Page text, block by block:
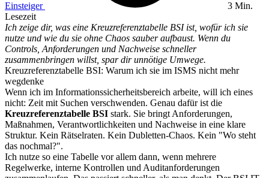
Einsteiger
3 Min.
Lesezeit
Ich zeige dir, was eine Kreuzreferenztabelle BSI ist, wofür ich sie
nutze und wie du sie ohne Chaos sauber aufbaust. Wenn du
Controls, Anforderungen und Nachweise schneller
zusammenbringen willst, spar dir unnötige Umwege.
Kreuzreferenztabelle BSI: Warum ich sie im ISMS nicht mehr
wegdenke
Wenn ich im Informationssicherheitsbereich arbeite, will ich eines
nicht: Zeit mit Suchen verschwenden. Genau dafür ist die
Kreuzreferenztabelle BSI stark. Sie bringt Anforderungen,
Maßnahmen, Verantwortlichkeiten und Nachweise in eine klare
Struktur. Kein Rätselraten. Kein Dubletten-Chaos. Kein "Wo steht
das nochmal?".
Ich nutze so eine Tabelle vor allem dann, wenn mehrere
Regelwerke, interne Kontrollen und Auditanforderungen